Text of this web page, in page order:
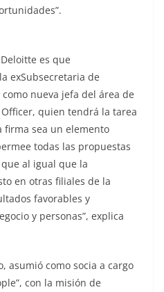
es que
exSubsecretaria de
nueva jefa del área de
quien tendrá la tarea
firma sea un elemento
todas las propuestas
al igual que la
en otras filiales de la
favorables y
y personas”, explica
asumió como socia a cargo
con la misión de